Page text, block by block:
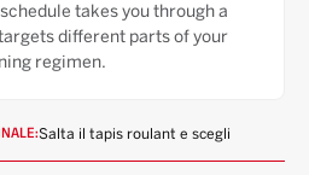
takes you through a
different parts of your
regimen.
Salta il tapis roulant e scegli